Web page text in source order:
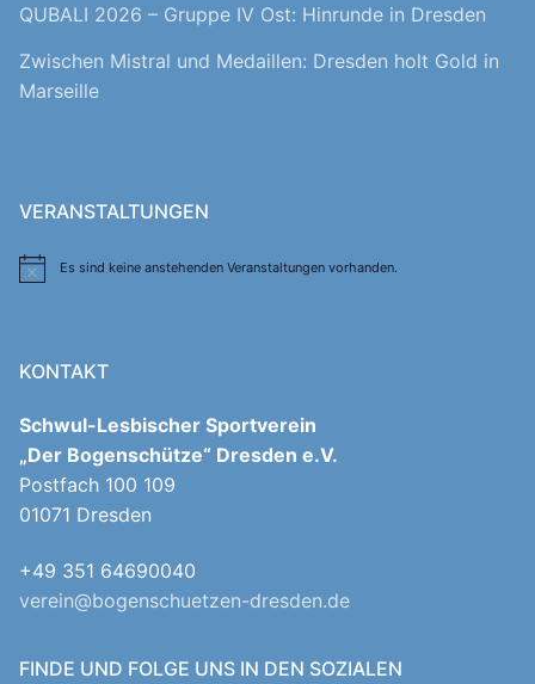
QUBALI 2026 – Gruppe IV Ost: Hinrunde in Dresden
Zwischen Mistral und Medaillen: Dresden holt Gold in
Marseille
VERANSTALTUNGEN
HinweisEs sind keine anstehenden Veranstaltungen vorhanden.
KONTAKT
Schwul-Lesbischer Sportverein
„Der Bogenschütze“ Dresden e.V.
Postfach 100 109
01071 Dresden
+49 351 64690040
verein@bogenschuetzen-dresden.de
FINDE UND FOLGE UNS IN DEN SOZIALEN